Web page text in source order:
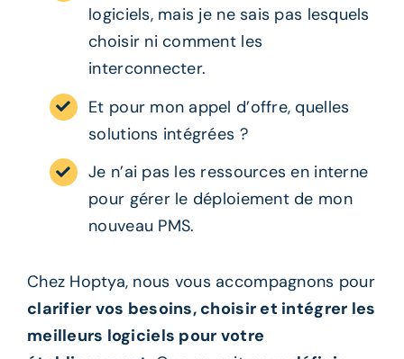
logiciels, mais je ne sais pas lesquels
choisir ni comment les
interconnecter.
Et pour mon appel d’offre, quelles
solutions intégrées ?
Je n’ai pas les ressources en interne
pour gérer le déploiement de mon
nouveau PMS.
Chez Hoptya, nous vous accompagnons pour
clarifier vos besoins, choisir et intégrer les
meilleurs logiciels pour votre